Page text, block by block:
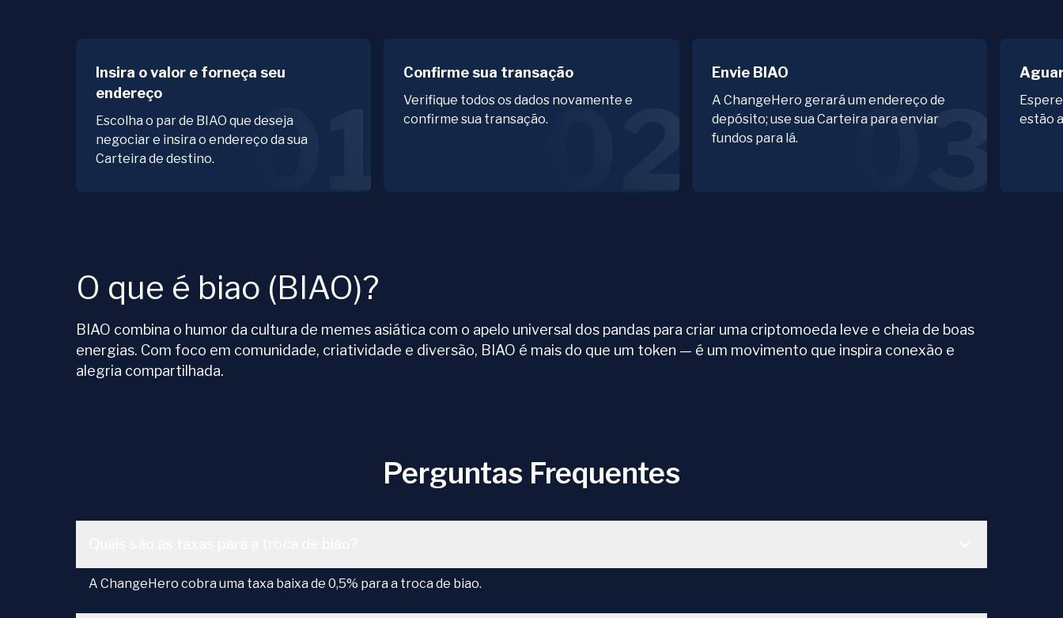
Insira o valor e forneça seu
endereço
Escolha o par de BIAO que deseja
negociar e insira o endereço da sua
Carteira de destino.
01
Confirme sua transação
Verifique todos os dados novamente e
confirme sua transação.02
Envie BIAO
A ChangeHero gerará um endereço de
depósito; use sua Carteira para enviar
fundos para lá.
03
estão
O que é biao (BIAO)?
BIAO combina o humor da cultura de memes asiática com o apelo universal dos pandas para criar uma criptomoeda leve e cheia de boas
energias. Com foco em comunidade, criatividade e diversão, BIAO é mais do que um token — é um movimento que inspira conexão e
alegria compartilhada.
Perguntas Frequentes
A ChangeHero cobra uma taxa baixa de 0,5% para a troca de biao.